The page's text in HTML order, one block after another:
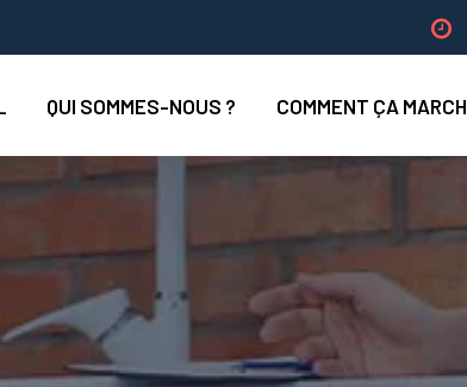
QUI SOMMES-NOUS ? COMMENT ÇA